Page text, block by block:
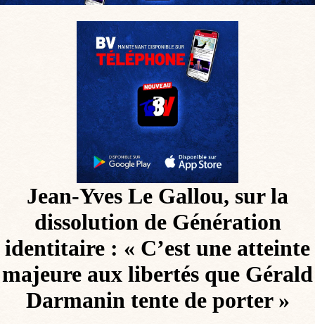
Jean-Yves Le Gallou, sur la
dissolution de Génération
identitaire : « C’est une atteinte
majeure aux libertés que Gérald
Darmanin tente de porter »